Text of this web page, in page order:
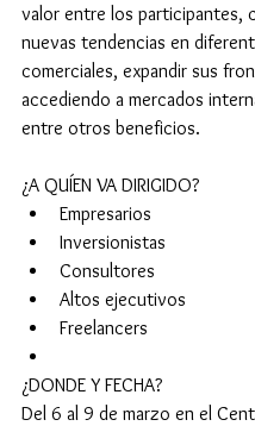
valor entre los participantes,
nuevas tendencias en
comerciales, expandir sus
accediendo a mercados
entre otros beneficios.
¿A QUÍEN VA DIRIGIDO?
Empresarios
Inversionistas
Consultores
Altos ejecutivos
Freelancers
¿DONDE Y FECHA?
Del 6 al 9 de marzo en el